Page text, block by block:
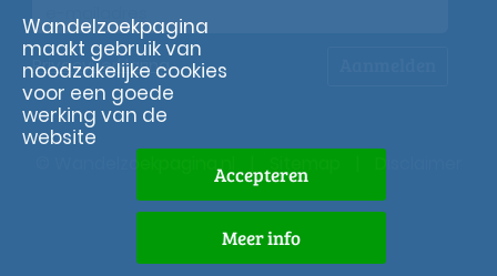
Privacyverklaring
© Wandelzoekpagina.nl
Wandelzoekpagina
maakt gebruik van
noodzakelijke cookies
voor een goede
werking van de
website
Accepteren
Meer info